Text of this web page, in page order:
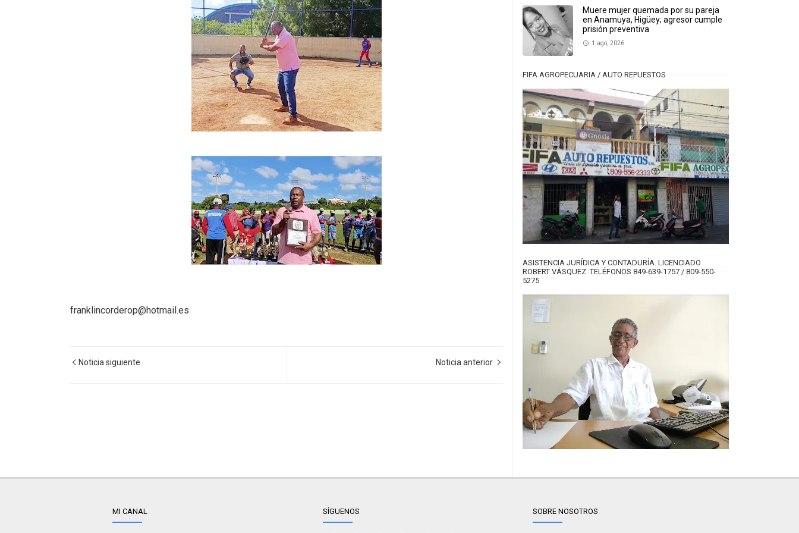
franklincorderop@hotmail.es
Noticia siguiente Noticia anterior
Muere mujer quemada por su pareja
en Anamuya, Higüey; agresor cumple
prisión preventiva
1 ago, 2026
FIFA AGROPECUARIA / AUTO REPUESTOS
ASISTENCIA JURÍDICA Y CONTADURÍA. LICENCIADO
ROBERT VÁSQUEZ. TELÉFONOS 849-639-1757 / 809-550-
5275
MI CANAL SÍGUENOS SOBRE NOSOTROS